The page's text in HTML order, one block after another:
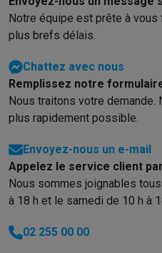
Notre équipe est prête à
plus brefs délais.
Chattez avec nous
Remplissez notre
Nous traitons votre demande.
plus rapidement possible.
Envoyez-nous un e-mail
Appelez le service client
Nous sommes joignables
à 18 h et le samedi de 10 h à
02 255 00 00